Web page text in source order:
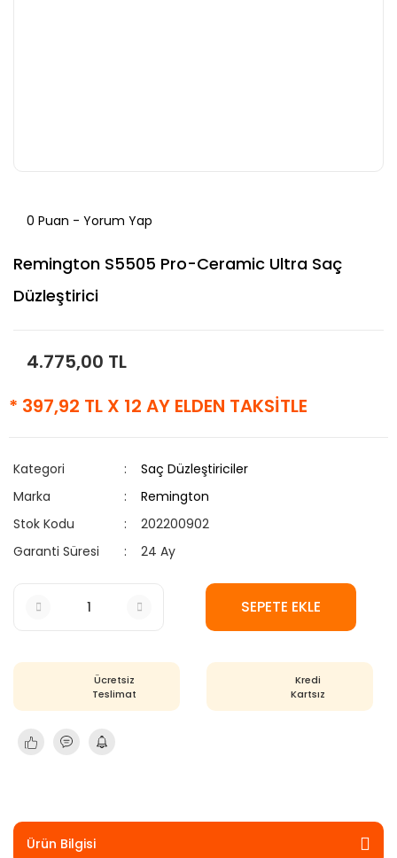
0 Puan - Yorum Yap
Remington S5505 Pro-Ceramic Ultra Saç
Düzleştirici
4.775,00 TL
* 397,92 TL X 12 AY ELDEN TAKSİTLE
Kategori
Saç Düzleştiriciler
Marka
Remington
Stok Kodu
202200902
Garanti Süresi
24 Ay
SEPETE EKLE
Ücretsiz
Teslimat
Kredi
Kartsız
Ürün Bilgisi